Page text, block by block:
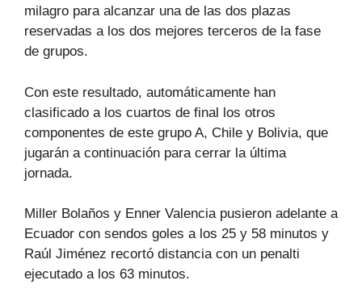
milagro para alcanzar una de las dos plazas
reservadas a los dos mejores terceros de la fase
de grupos.
Con este resultado, automáticamente han
clasificado a los cuartos de final los otros
componentes de este grupo A, Chile y Bolivia, que
jugarán a continuación para cerrar la última
jornada.
Miller Bolaños y Enner Valencia pusieron adelante a
Ecuador con sendos goles a los 25 y 58 minutos y
Raúl Jiménez recortó distancia con un penalti
ejecutado a los 63 minutos.